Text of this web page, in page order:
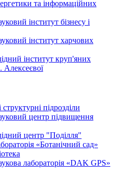
та інформаційних
інститут бізнесу і
інститут харчових
інститут круп'яних
Алексеєвої
підрозділи
центр підвищення
центр "Поділля"
«Ботанічний сад»
лабораторія «DAK GPS»